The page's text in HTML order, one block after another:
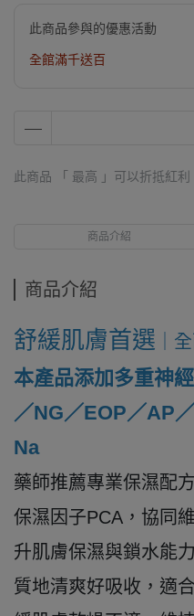
此商品參與的優惠活動
全館滿千送百
此商品 「 最高 」可以折抵紅利
商品介紹
商品介紹
舒緩肌膚首選 ｜
本產品添加多重神
／NG／EOP／AP
Na
藥師推薦專業保濕配
保濕因子PCA，協同
升肌膚保濕與鎖水能力
質地清爽好吸收，適